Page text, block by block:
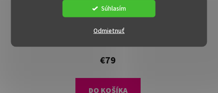
Odmietnuť
Súhlasím
Jedálenská stolička -
SARIN, Sivohnedá
zamatová látka
Dostupné(>15 ks)
€79
DO KOŠÍKA